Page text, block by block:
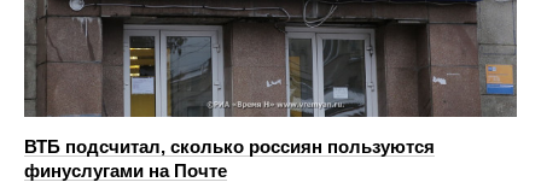
ВТБ подсчитал, сколько россиян пользуются
финуслугами на Почте